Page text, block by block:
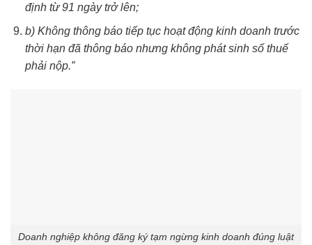
định từ 91 ngày trở lên;
b) Không thông báo tiếp tục hoạt động kinh doanh trước
thời hạn đã thông báo nhưng không phát sinh số thuế
phải nộp.”
Doanh nghiệp không đăng ký tạm ngừng kinh doanh đúng luật